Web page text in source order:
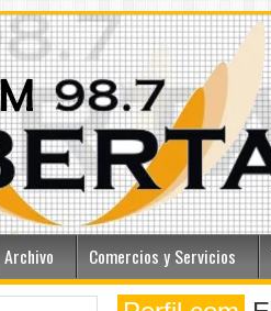
Archivo Comercios y Servicios